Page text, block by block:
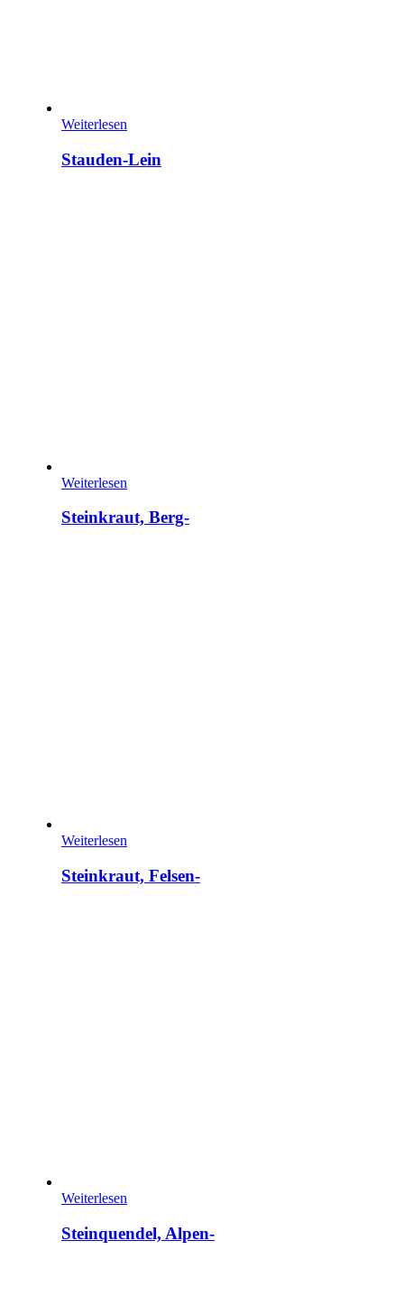
Weiterlesen
Stauden-Lein
Weiterlesen
Steinkraut, Berg-
Weiterlesen
Steinkraut, Felsen-
Weiterlesen
Steinquendel, Alpen-